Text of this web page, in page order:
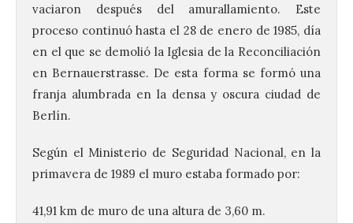
vaciaron después del amurallamiento. Este
proceso continuó hasta el 28 de enero de 1985, día
en el que se demolió la Iglesia de la Reconciliación
en Bernauerstrasse. De esta forma se formó una
franja alumbrada en la densa y oscura ciudad de
Berlín.
Según el Ministerio de Seguridad Nacional, en la
primavera de 1989 el muro estaba formado por:
41,91 km de muro de una altura de 3,60 m.